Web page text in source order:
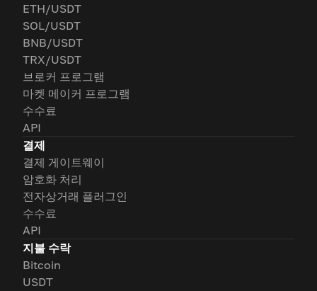
ETH/USDT
SOL/USDT
BNB/USDT
TRX/USDT
브로커 프로그램
마켓 메이커 프로그램
수수료
API
결제
결제 게이트웨이
암호화 처리
전자상거래 플러그인
수수료
API
지불 수락
Bitcoin
USDT